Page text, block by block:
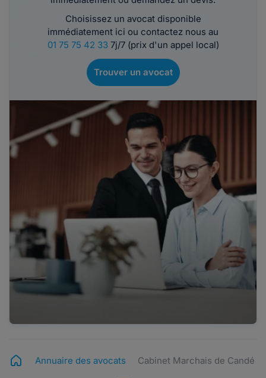
Choisissez un avocat disponible
immédiatement ici ou contactez nous au
01 75 75 42 337j/7 (prix d'un appel local)
Trouver un avocat
Annuaire des avocats Cabinet Marchais de Candé